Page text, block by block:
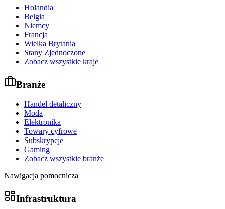
Holandia
Belgia
Niemcy
Francja
Wielka Brytania
Stany Zjednoczone
Zobacz wszystkie kraje
Branże
Handel detaliczny
Moda
Elektronika
Towary cyfrowe
Subskrypcje
Gaming
Zobacz wszystkie branże
Nawigacja pomocnicza
Infrastruktura